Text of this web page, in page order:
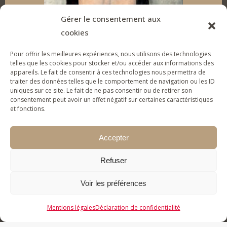
Gérer le consentement aux
cookies
Pour offrir les meilleures expériences, nous utilisons des technologies
telles que les cookies pour stocker et/ou accéder aux informations des
appareils. Le fait de consentir à ces technologies nous permettra de
traiter des données telles que le comportement de navigation ou les ID
uniques sur ce site. Le fait de ne pas consentir ou de retirer son
consentement peut avoir un effet négatif sur certaines caractéristiques
et fonctions.
Accepter
Refuser
Voir les préférences
Mentions légalesDéclaration de confidentialité
I o r
m
e
SOUTENEZ LA FONDATION
des jeunes & familles fragilisés et les aider à
(re)prendre confiance en eux.
JE FAIS UN DON